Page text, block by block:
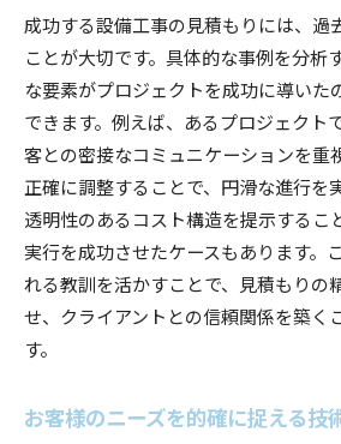
成功する設備工事の見積もりには、過
ことが大切です。具体的な事例を分析
な要素がプロジェクトを成功に導いた
できます。例えば、あるプロジェクト
客との密接なコミュニケーションを重
正確に調整することで、円滑な進行を
透明性のあるコスト構造を提示するこ
実行を成功させたケースもあります。
れる教訓を活かすことで、見積もりの
せ、クライアントとの信頼関係を築く
す。
お客様のニーズを的確に捉える技